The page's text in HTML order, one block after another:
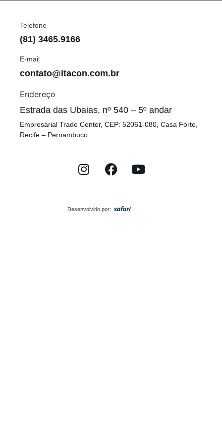
Telefone
(81) 3465.9166
E-mail
contato@itacon.com.br
Endereço
Estrada das Ubaias, nº 540 – 5º andar
Empresarial Trade Center, CEP: 52061-080, Casa Forte,
Recife – Pernambuco.
Desenvolvido por: